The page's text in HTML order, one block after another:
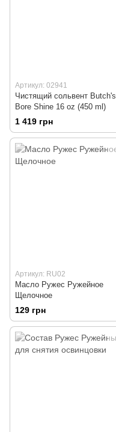
Артикул: 02941
Чистящий сольвент Butch's
Bore Shine 16 oz (450 ml)
1 419 грн
Артикул: RU02
Масло Ружес Ружейное
Щелочное
129 грн